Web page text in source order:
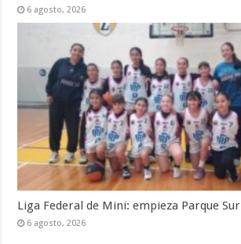
6 agosto, 2026
Liga Federal de Mini: empieza Parque Sur
6 agosto, 2026